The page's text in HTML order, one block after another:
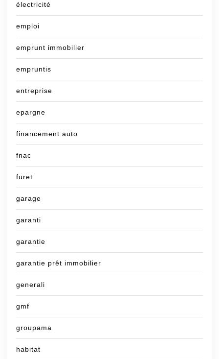
électricité
emploi
emprunt immobilier
empruntis
entreprise
epargne
financement auto
fnac
furet
garage
garanti
garantie
garantie prêt immobilier
generali
gmf
groupama
habitat